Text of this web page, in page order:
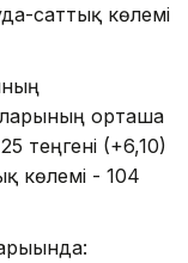
саттық көлемі
орташа
теңгені (+6,10)
көлемі - 104